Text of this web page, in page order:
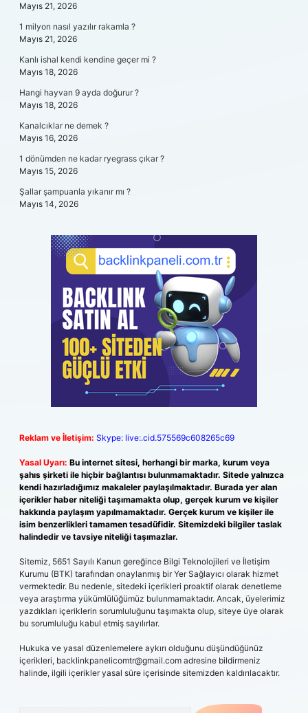
Mayıs 21, 2026
1 milyon nasıl yazılır rakamla ?
Mayıs 21, 2026
Kanlı ishal kendi kendine geçer mi ?
Mayıs 18, 2026
Hangi hayvan 9 ayda doğurur ?
Mayıs 18, 2026
Kanalcıklar ne demek ?
Mayıs 16, 2026
1 dönümden ne kadar ryegrass çıkar ?
Mayıs 15, 2026
Şallar şampuanla yıkanır mı ?
Mayıs 14, 2026
Reklam ve İletişim: Skype: live:.cid.575569c608265c69
Yasal Uyarı: Bu internet sitesi, herhangi bir marka, kurum veya
şahıs şirketi ile hiçbir bağlantısı bulunmamaktadır. Sitede yalnızca
kendi hazırladığımız makaleler paylaşılmaktadır. Burada yer alan
içerikler haber niteliği taşımamakta olup, gerçek kurum ve kişiler
hakkında paylaşım yapılmamaktadır. Gerçek kurum ve kişiler ile
isim benzerlikleri tamamen tesadüfidir. Sitemizdeki bilgiler taslak
halindedir ve tavsiye niteliği taşımazlar.
Sitemiz, 5651 Sayılı Kanun gereğince Bilgi Teknolojileri ve İletişim
Kurumu (BTK) tarafından onaylanmış bir Yer Sağlayıcı olarak hizmet
vermektedir. Bu nedenle, sitedeki içerikleri proaktif olarak denetleme
veya araştırma yükümlülüğümüz bulunmamaktadır. Ancak, üyelerimiz
yazdıkları içeriklerin sorumluluğunu taşımakta olup, siteye üye olarak
bu sorumluluğu kabul etmiş sayılırlar.
Hukuka ve yasal düzenlemelere aykırı olduğunu düşündüğünüz
içerikleri, backlinkpanelicomtr@gmail.com adresine bildirmeniz
halinde, ilgili içerikler yasal süre içerisinde sitemizden kaldırılacaktır.